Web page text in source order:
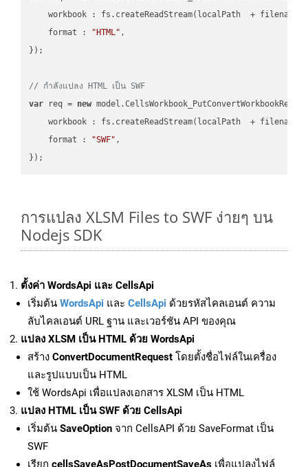
workbook : fs.createReadStream(localPath  + filename
format : "HTML" ,
});
// กำลังแปลง HTML เป็น SWF
var req = new
workbook : fs.createReadStream(localPath  + filename
format : "SWF" ,
การแปลง XLSM Files to SWF ง่ายๆ บน
Nodejs SDK
ตั้งค่า WordsApi และ CellsApi
เริ่มต้น WordsApi และ CellsApi ด้วยรหัสไคลเอนต์ ความ
ลับไคลเอนต์ URL ฐาน และเวอร์ชัน API ของคุณ
แปลง XLSM เป็น HTML ด้วย WordsApi
สร้าง ConvertDocumentRequest โดยตั้งชื่อไฟล์ในเครื่อง
และรูปแบบเป็น HTML
ใช้ WordsApi เพื่อแปลงเอกสาร XLSM เป็น HTML
แปลง HTML เป็น SWF ด้วย CellsApi
เริ่มต้น SaveOption จาก CellsAPI ด้วย SaveFormat เป็น
SWF
เรียก cellsSaveAsPostDocumentSaveAs เพื่อแปลงไฟล์